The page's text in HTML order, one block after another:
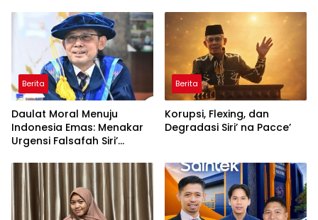
Indonesia di Tingkat
Global
Berita
Daulat Moral Menuju
Indonesia Emas: Menakar
Urgensi Falsafah Siri’
Ancaman Kleptokrasi
Berita
Korupsi, Flexing, dan
Degradasi Siri’ na Pacce’